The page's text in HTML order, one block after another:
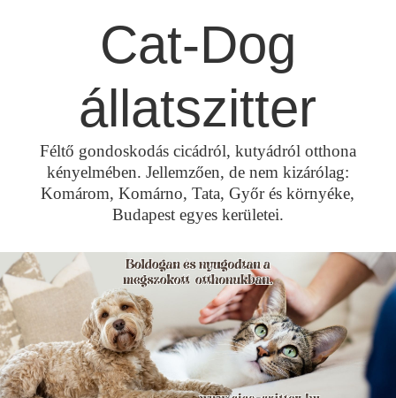
Cat-Dog
állatszitter
Féltő gondoskodás cicádról, kutyádról otthona
kényelmében. Jellemzően, de nem kizárólag:
Komárom, Komárno, Tata, Győr és környéke,
Budapest egyes kerületei.